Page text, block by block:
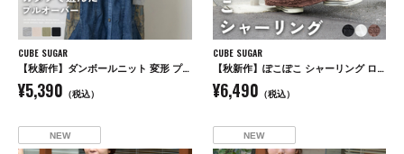
CUBE SUGAR
【秋新作】ダンボールニット 変形 プルオーバー
¥5,390 （税込）
CUBE SUGAR
【秋新作】ぽこぽこ シャーリング ロング スカート
¥6,490 （税込）
NEW NEW